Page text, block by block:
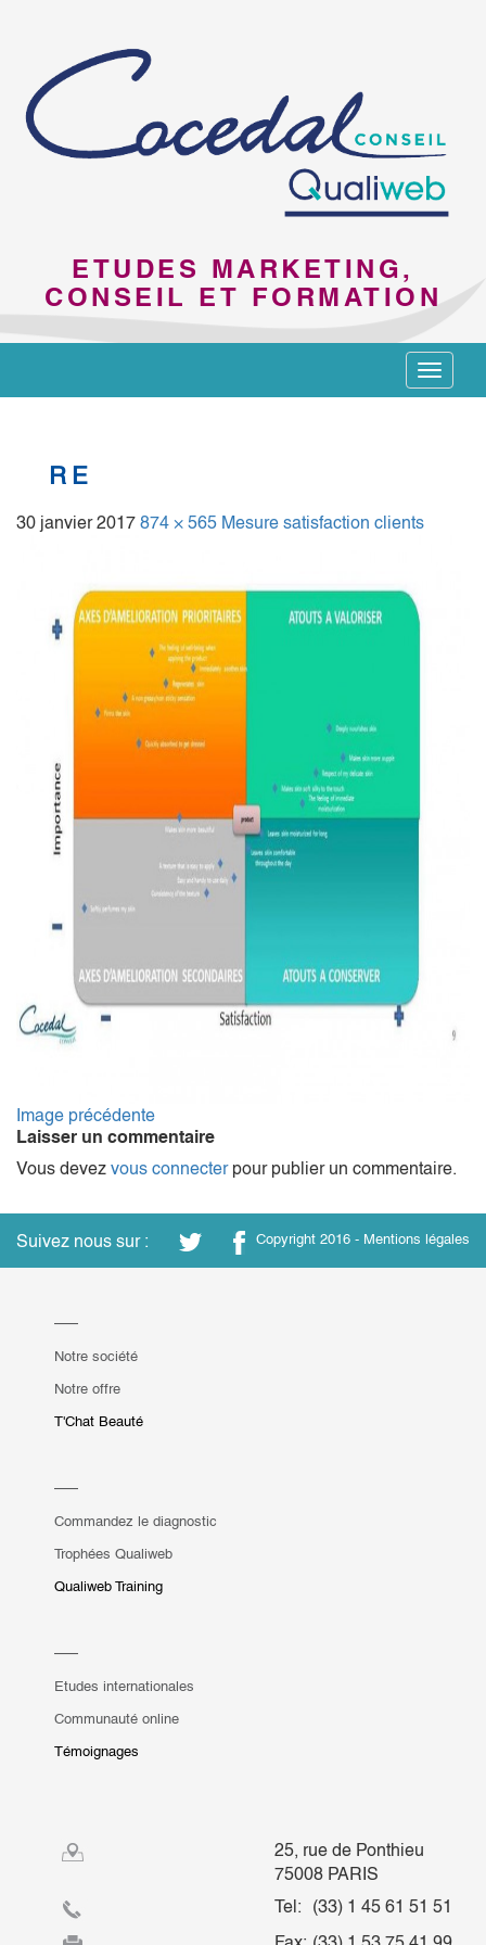
ETUDES MARKETING,
CONSEIL ET FORMATION
Toggle
RE
30 janvier 2017 874 × 565 Mesure satisfaction clients
Image précédente
Laisser un commentaire
Vous devez vous connecterpour publier un commentaire.
Suivez nous sur : Copyright 2016 - Mentions légales
Notre société
Notre offre
T'Chat Beauté
Commandez le diagnostic
Trophées Qualiweb
Qualiweb Training
Etudes internationales
Communauté online
Témoignages
25, rue de Ponthieu
75008 PARIS
Tel:
(33) 1 45 61 51 51